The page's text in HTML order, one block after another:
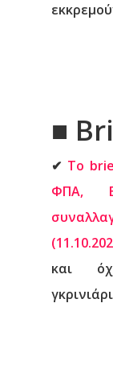
■
✔ Το
ΦΠΑ,
και